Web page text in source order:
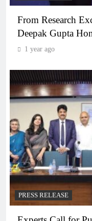
From Research
Deepak Gupta
1 year ago
PRESS RELEASE